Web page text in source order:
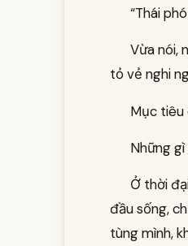
“Thái
Vừa nói,
tỏ vẻ nghi
Mục tiêu
Những
Ở thời
đầu sống,
tùng mình,